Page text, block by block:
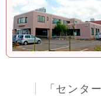
「センタ